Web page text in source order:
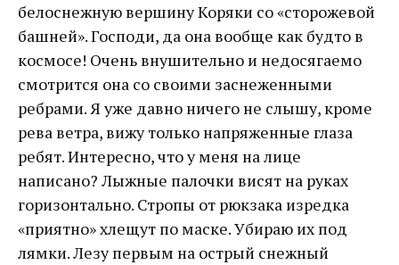
белоснежную вершину Коряки со «сторожевой
башней». Господи, да она вообще как будто в
космосе! Очень внушительно и недосягаемо
смотрится она со своими заснеженными
ребрами. Я уже давно ничего не слышу, кроме
рева ветра, вижу только напряженные глаза
ребят. Интересно, что у меня на лице
написано? Лыжные палочки висят на руках
горизонтально. Стропы от рюкзака изредка
«приятно» хлещут по маске. Убираю их под
лямки. Лезу первым на острый снежный